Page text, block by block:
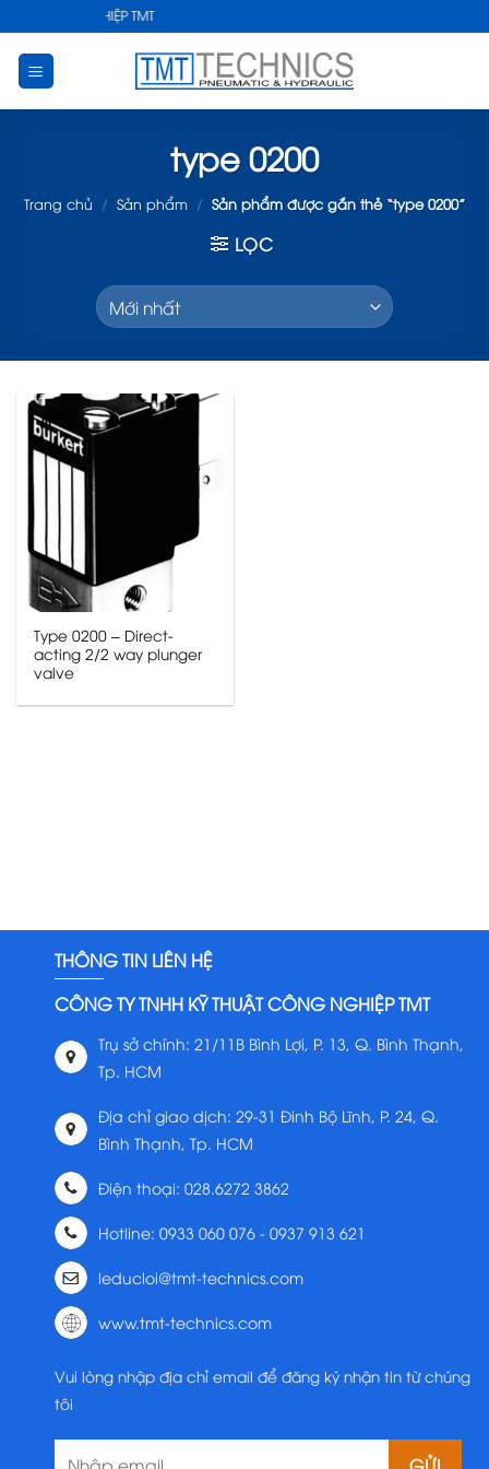
to
content
CÔNG NGHIỆP TMT
type 0200
Trang chủ / Sản phẩm / Sản phẩm được gắn thẻ “type 0200”
LỌC
Type 0200 – Direct-
acting 2/2 way plunger
valve
THÔNG TIN LIÊN HỆ
CÔNG TY TNHH KỸ THUẬT CÔNG NGHIỆP TMT
Trụ sở chính: 21/11B Bình Lợi, P. 13, Q. Bình Thạnh,
Tp. HCM
Địa chỉ giao dịch: 29-31 Đinh Bộ Lĩnh, P. 24, Q.
Bình Thạnh, Tp. HCM
Điện thoại: 028.6272 3862
Hotline: 0933 060 076 - 0937 913 621
leducloi@tmt-technics.com
www.tmt-technics.com
Vui lòng nhập địa chỉ email để đăng ký nhận tin từ chúng
tôi